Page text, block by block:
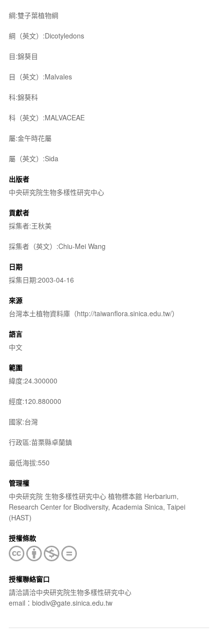
綱:雙子葉植物綱
綱（英文）:Dicotyledons
目:錦葵目
目（英文）:Malvales
科:錦葵科
科（英文）:MALVACEAE
屬:金午時花屬
屬（英文）:Sida
出版者
中央研究院生物多樣性研究中心
貢獻者
採集者:王秋美
採集者（英文）:Chiu-Mei Wang
日期
採集日期:2003-04-16
來源
台灣本土植物資料庫（http://taiwanflora.sinica.edu.tw/）
語言
中文
範圍
緯度:24.300000
經度:120.880000
國家:台灣
行政區:苗栗縣卓蘭鎮
最低海拔:550
管理權
中央研究院 生物多樣性研究中心 植物標本館 Herbarium,
Research Center for Biodiversity, Academia Sinica, Taipei
(HAST)
授權條款
授權聯絡窗口
請洽請洽中央研究院生物多樣性研究中心
email：biodiv@gate.sinica.edu.tw